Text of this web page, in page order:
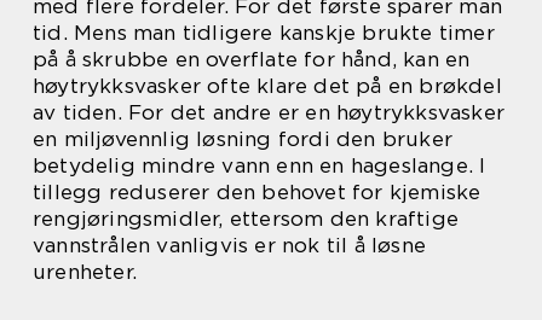
med flere fordeler. For det første sparer man
tid. Mens man tidligere kanskje brukte timer
på å skrubbe en overflate for hånd, kan en
høytrykksvasker ofte klare det på en brøkdel
av tiden. For det andre er en høytrykksvasker
en miljøvennlig løsning fordi den bruker
betydelig mindre vann enn en hageslange. I
tillegg reduserer den behovet for kjemiske
rengjøringsmidler, ettersom den kraftige
vannstrålen vanligvis er nok til å løsne
urenheter.